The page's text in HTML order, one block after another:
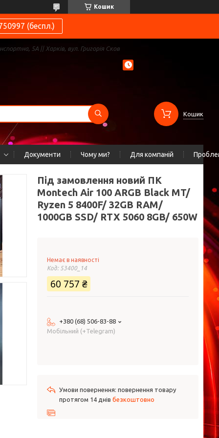
Кошик
(беспл.)
5А || Харків, вул. Григорія Сков
Кошик
Документи Чому ми? Для компаній
Під замовлення новий ПК
Montech Air 100 ARGB Black MT/
Ryzen 5 8400F/ 32GB RAM/
1000GB SSD/ RTX 5060 8GB/ 650W
Немає в наявності
Код: 53400_14
60 757 ₴
+380 (68) 506-83-88
Мобільний (+Telegram)
повернення товару
протягом 14 днів безкоштовно